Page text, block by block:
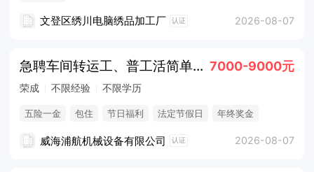
文登区绣川电脑绣品加工厂 认证 2026-08-07
急聘车间转运工、普工活简单易上手五险一金7000+ 7000-9000元
荣成 不限经验 不限学历
五险一金 包住 节日福利 法定节假日 年终奖金
威海浦航机械设备有限公司 认证 2026-08-07